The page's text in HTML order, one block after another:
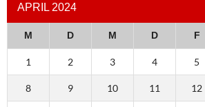
APRIL 2024
M D M D F
1 2 3 4 5
8 9 10 11 12